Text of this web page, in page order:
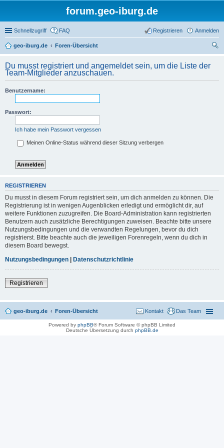
forum.geo-iburg.de
Schnellzugriff FAQ Anmelden
Registrieren
geo-iburg.de
Foren-Übersicht
Du musst registriert und angemeldet sein, um die Liste der
Team-Mitglieder anzuschauen.
Benutzername:
Passwort:
Ich habe mein Passwort vergessen
Meinen Online-Status während dieser Sitzung verbergen
REGISTRIEREN
Du musst in diesem Forum registriert sein, um dich anmelden zu können. Die
Registrierung ist in wenigen Augenblicken erledigt und ermöglicht dir, auf
weitere Funktionen zuzugreifen. Die Board-Administration kann registrierten
Benutzern auch zusätzliche Berechtigungen zuweisen. Beachte bitte unsere
Nutzungsbedingungen und die verwandten Regelungen, bevor du dich
registrierst. Bitte beachte auch die jeweiligen Forenregeln, wenn du dich in
diesem Board bewegst.
Nutzungsbedingungen | Datenschutzrichtlinie
Registrieren
geo-iburg.de Foren-Übersicht Das Team
Kontakt
Powered by phpBB® Forum Software © phpBB Limited
Deutsche Übersetzung durch phpBB.de